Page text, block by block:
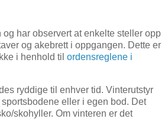
har observert at enkelte steller opp
og akebrett i oppgangen. Dette er
i henhold til ordensreglene i
ryddige til enhver tid. Vinterutstyr
eller i egen bod. Det
skohyller. Om vinteren er det